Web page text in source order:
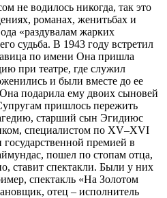
не водилось никогда, так это
романах, женитьбах и
«раздувалам жарких
судьба. В 1943 году встретил
по имени Она пришла
при театре, где служил
и были вместе до ее
подарила ему двоих сыновей
пришлось пережить
старший сын Эгидиюс
специалистом по XV–XVI
премией в
пошел по стопам отца,
ставит спектакли. Были у них
спектакль «На Золотом
отец – исполнитель